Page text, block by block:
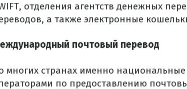
отделения агентств денежных
а также электронные
почтовый перевод
многих странах именно
по предоставлению